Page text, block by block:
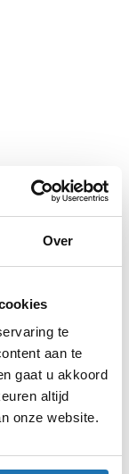
Over
te
aan te
gaat u akkoord
altijd
onze website.
occurred while
console